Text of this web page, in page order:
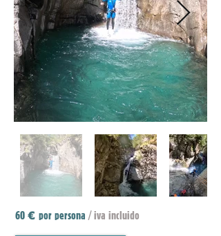
60 € por persona / iva incluido